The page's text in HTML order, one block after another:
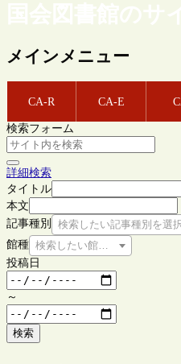
国会図書館のサ
メインメニュー
CA-R CA-E
検索フォーム
詳細検索
タイトル
本文
記事種別
検索したい記事種別を選
館種 検索したい館種を選択してくだ
投稿日
～
検索